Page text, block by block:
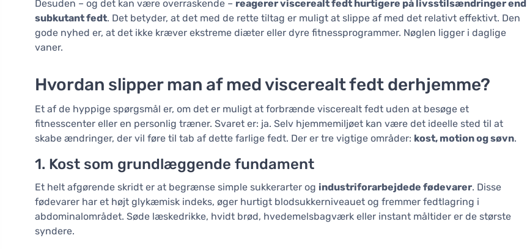
Desuden – og det kan være overraskende – reagerer viscerealt fedt hurtigere på livsstilsændringer end
subkutant fedt. Det betyder, at det med de rette tiltag er muligt at slippe af med det relativt effektivt. Den
gode nyhed er, at det ikke kræver ekstreme diæter eller dyre fitnessprogrammer. Nøglen ligger i daglige
vaner.
Hvordan slipper man af med viscerealt fedt derhjemme?
Et af de hyppige spørgsmål er, om det er muligt at forbrænde viscerealt fedt uden at besøge et
fitnesscenter eller en personlig træner. Svaret er: ja. Selv hjemmemiljøet kan være det ideelle sted til at
skabe ændringer, der vil føre til tab af dette farlige fedt. Der er tre vigtige områder: kost, motion og søvn.
1. Kost som grundlæggende fundament
Et helt afgørende skridt er at begrænse simple sukkerarter og industriforarbejdede fødevarer. Disse
fødevarer har et højt glykæmisk indeks, øger hurtigt blodsukkerniveauet og fremmer fedtlagring i
abdominalområdet. Søde læskedrikke, hvidt brød, hvedemelsbagværk eller instant måltider er de største
syndere.